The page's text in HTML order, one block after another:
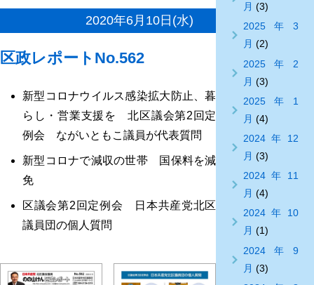
2020年6月10日(水)
区政レポートNo.562
新型コロナウイルス感染拡大防止、暮
らし・営業支援を 北区議会第2回定
例会 ながいともこ議員が代表質問
新型コロナで減収の世帯 国保料を減
免
区議会第2回定例会 日本共産党北区
議員団の個人質問
月 (3)
2025年3
月 (2)
2025年2
月 (3)
2025年1
月 (4)
2024年12
月 (3)
2024年11
月 (4)
2024年10
月 (1)
2024年9
月 (3)